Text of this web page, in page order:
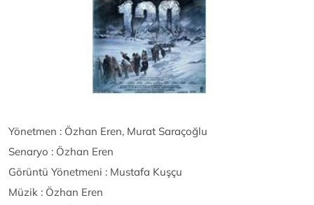
Yönetmen : Özhan Eren, Murat Saraçoğlu
Senaryo : Özhan Eren
Görüntü Yönetmeni : Mustafa Kuşçu
Müzik : Özhan Eren